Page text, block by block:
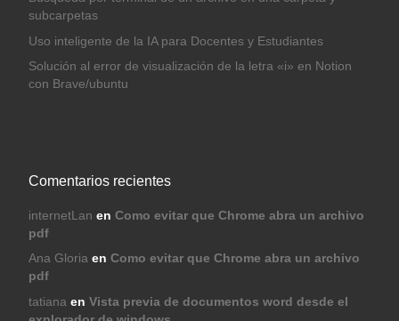
subcarpetas
Uso inteligente de la IA para Docentes y Estudiantes
Solución al error de visualización de la letra «i» en Notion
con Brave/ubuntu
Comentarios recientes
internetLan en Como evitar que Chrome abra un archivo
pdf
Ana Gloriaen Como evitar que Chrome abra un archivo
pdf
tatiana en Vista previa de documentos word desde el